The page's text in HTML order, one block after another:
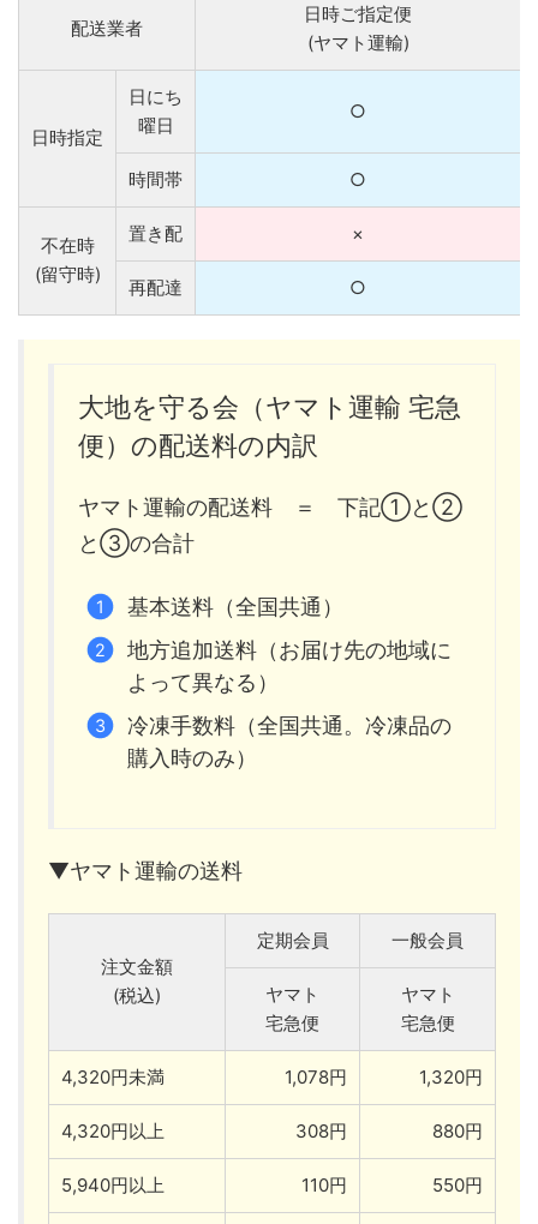
配送業者
日時ご指定便
(ヤマト運輸)
日時指定
日にち
曜日
○
時間帯 ○
不在時
(留守時)
置き配 ×
再配達 ○
大地を守る会（ヤマト運輸 宅急
便）の配送料の内訳
ヤマト運輸の配送料 ＝ 下記①と②
と③の合計
基本送料（全国共通）
地方追加送料（お届け先の地域に
よって異なる）
冷凍手数料（全国共通。冷凍品の
購入時のみ）
▼ヤマト運輸の送料
注文金額
(税込)
定期会員 一般会員
ヤマト
宅急便
ヤマト
宅急便
4,320円未満 1,078円 1,320円
4,320円以上 308円 880円
5,940円以上 110円 550円